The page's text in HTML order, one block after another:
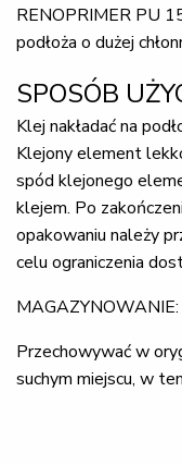
RENOPRIMER PU
podłoża o dużej
SPOSÓB
Klej nakładać na
Klejony element
spód klejonego
klejem. Po
opakowaniu należy
celu ograniczenia
MAGAZYNOWANIE:
Przechowywać w
suchym miejscu, w